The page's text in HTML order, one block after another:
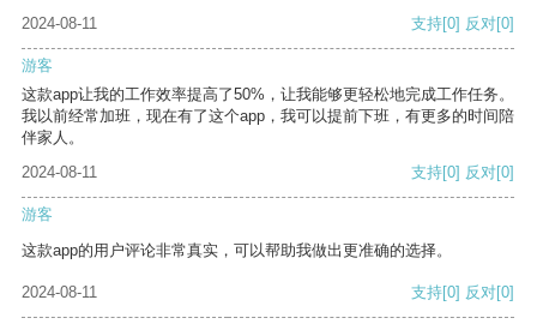
2024-08-11
支持[0] 反对[0]
游客
这款app让我的工作效率提高了50%，让我能够更轻松地完成工作任务。
我以前经常加班，现在有了这个app，我可以提前下班，有更多的时间陪
伴家人。
2024-08-11
支持[0] 反对[0]
游客
这款app的用户评论非常真实，可以帮助我做出更准确的选择。
2024-08-11 支持[0] 反对[0]